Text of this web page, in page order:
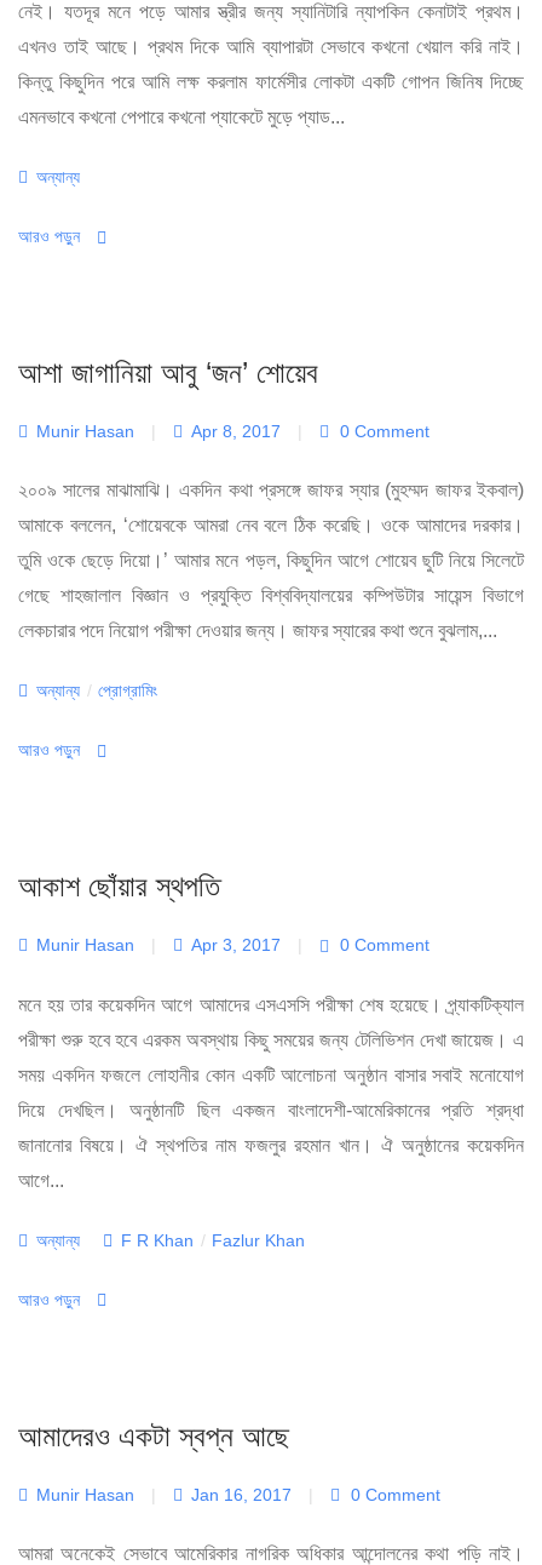
নেই। যতদূর মনে পড়ে আমার স্ত্রীর জন্য স্যানিটারি ন্যাপকিন কেনাটাই প্রথম।
এখনও তাই আছে। প্রথম দিকে আমি ব্যাপারটা সেভাবে কখনো খেয়াল করি নাই।
কিন্তু কিছুদিন পরে আমি লক্ষ করলাম ফার্মেসীর লোকটা একটি গোপন জিনিষ দিচ্ছে
এমনভাবে কখনো পেপারে কখনো প্যাকেটে মুড়ে প্যাড...
Categories
অন্যান্য
আরও পড়ুন
আশা জাগানিয়া আবু ‘জন’ শোয়েব
Munir Hasan | Apr 8, 2017 | 0 Comment
২০০৯ সালের মাঝামাঝি। একদিন কথা প্রসঙ্গে জাফর স্যার (মুহম্মদ জাফর ইকবাল)
আমাকে বললেন, ‘শোয়েবকে আমরা নেব বলে ঠিক করেছি। ওকে আমাদের দরকার।
তুমি ওকে ছেড়ে দিয়ো।’ আমার মনে পড়ল, কিছুদিন আগে শোয়েব ছুটি নিয়ে সিলেটে
গেছে শাহজালাল বিজ্ঞান ও প্রযুক্তি বিশ্ববিদ্যালয়ের কম্পিউটার সায়েন্স বিভাগে
লেকচারার পদে নিয়োগ পরীক্ষা দেওয়ার জন্য। জাফর স্যারের কথা শুনে বুঝলাম,...
Categories
অন্যান্য / প্রোগ্রামিং
আরও পড়ুন
আকাশ ছোঁয়ার স্থপতি
Munir Hasan | Apr 3, 2017 | 0 Comment
মনে হয় তার কয়েকদিন আগে আমাদের এসএসসি পরীক্ষা শেষ হয়েছে। প্র্যাকটিক্যাল
পরীক্ষা শুরু হবে হবে এরকম অবস্থায় কিছু সময়ের জন্য টেলিভিশন দেখা জায়েজ। এ
সময় একদিন ফজলে লোহানীর কোন একটি আলোচনা অনুষ্ঠান বাসার সবাই মনোযোগ
দিয়ে দেখছিল। অনুষ্ঠানটি ছিল একজন বাংলাদেশী-আমেরিকানের প্রতি শ্রদ্ধা
জানানোর বিষয়ে। ঐ স্থপতির নাম ফজলুর রহমান খান। ঐ অনুষ্ঠানের কয়েকদিন
আগে...
Categories
অন্যান্য Tags
F R Khan / Fazlur Khan
আরও পড়ুন
আমাদেরও একটা স্বপ্ন আছে
Munir Hasan | Jan 16, 2017 | 0 Comment
আমরা অনেকেই সেভাবে আমেরিকার নাগরিক অধিকার আন্দোলনের কথা পড়ি নাই।